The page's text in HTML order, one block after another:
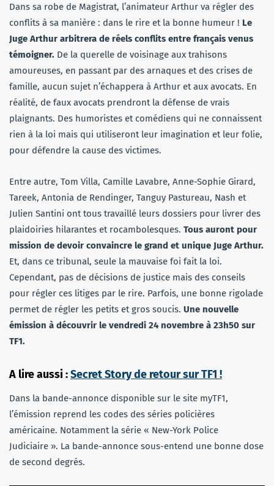
Dans sa robe de Magistrat, l’animateur Arthur va régler des
conflits à sa manière : dans le rire et la bonne humeur ! Le
Juge Arthur arbitrera de réels conflits entre français venus
témoigner. De la querelle de voisinage aux trahisons
amoureuses, en passant par des arnaques et des crises de
famille, aucun sujet n’échappera à Arthur et aux avocats. En
réalité, de faux avocats prendront la défense de vrais
plaignants. Des humoristes et comédiens qui ne connaissent
rien à la loi mais qui utiliseront leur imagination et leur folie,
pour défendre la cause des victimes.
Entre autre, Tom Villa, Camille Lavabre, Anne-Sophie Girard,
Tareek, Antonia de Rendinger, Tanguy Pastureau, Nash et
Julien Santini ont tous travaillé leurs dossiers pour livrer des
plaidoiries hilarantes et rocambolesques. Tous auront pour
mission de devoir convaincre le grand et unique Juge Arthur.
Et, dans ce tribunal, seule la mauvaise foi fait la loi.
Cependant, pas de décisions de justice mais des conseils
pour régler ces litiges par le rire. Parfois, une bonne rigolade
permet de régler les petits et gros soucis. Une nouvelle
émission à découvrir le vendredi 24 novembre à 23h50 sur
TF1.
A lire aussi :Secret Story de retour sur TF1 !
Dans la bande-annonce disponible sur le site myTF1,
l’émission reprend les codes des séries policières
américaine. Notamment la série « New-York Police
Judiciaire ». La bande-annonce sous-entend une bonne dose
de second degrés.